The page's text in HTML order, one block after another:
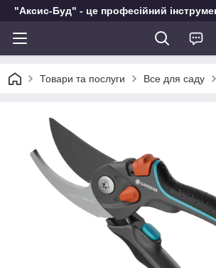
"Аксис-Буд" - це професійний
Товари та послуги Все для саду